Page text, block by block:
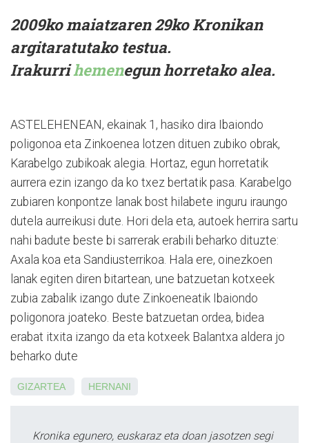
2009ko maiatzaren 29ko Kronikan
argitaratutako testua.
Irakurrihemenegun horretako alea.
ASTELEHENEAN, ekainak 1, hasiko dira Ibaiondo
poligonoa eta Zinkoenea lotzen dituen zubiko obrak,
Karabelgo zubikoak alegia. Hortaz, egun horretatik
aurrera ezin izango da ko txez bertatik pasa. Karabelgo
zubiaren konpontze lanak bost hilabete inguru iraungo
dutela aurreikusi dute. Hori dela eta, autoek herrira sartu
nahi badute beste bi sarrerak erabili beharko dituzte:
Axala koa eta Sandiusterrikoa. Hala ere, oinezkoen
lanak egiten diren bitartean, une batzuetan kotxeek
zubia zabalik izango dute Zinkoeneatik Ibaiondo
poligonora joateko. Beste batzuetan ordea, bidea
erabat itxita izango da eta kotxeek Balantxa aldera jo
beharko dute
GIZARTEA HERNANI
Kronika egunero, euskaraz eta doan jasotzen segi